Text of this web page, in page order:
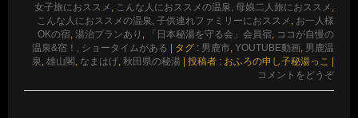
女子旅におススメ
こんな人におススメの温泉, 母娘二人旅におススメ
こんな人におススメの温泉, 子供連れファミリーにおススメ
お一人様
OKの宿 湯治プランあり 「日本秘湯を守る会」会員宿 ココが自慢の
温泉&宿！, ショータイムがある | タグ : 男鹿市 YOUTUBE動画 男鹿温
泉 雄山閣 なまはげ 秋田県の秘湯 | 投稿者 : おふろの申し子秘湯っこ |
コメントをどうぞ